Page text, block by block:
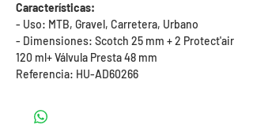
Características:
- Uso: MTB, Gravel, Carretera, Urbano
- Dimensiones: Scotch 25 mm + 2 Protect'air
120 ml+ Válvula Presta 48 mm
Referencia: HU-AD60266